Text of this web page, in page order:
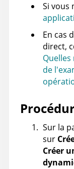
Si vous
En cas
direct,
de
Sur la
sur
Créer